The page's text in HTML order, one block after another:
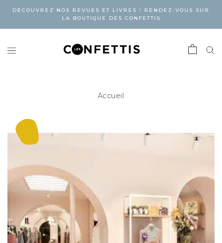
DÉCOUVREZ NOS REVUES ET LIVRES ! RENDEZ-VOUS SUR
LA BOUTIQUE DES CONFETTIS
Accueil